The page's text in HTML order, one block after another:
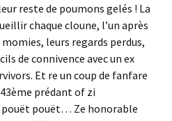
reste de poumons gelés ! La
chaque cloune, l’un après
leurs regards perdus,
de connivence avec un ex
Et re un coup de fanfare
prédant of zi
pouët… Ze honorable